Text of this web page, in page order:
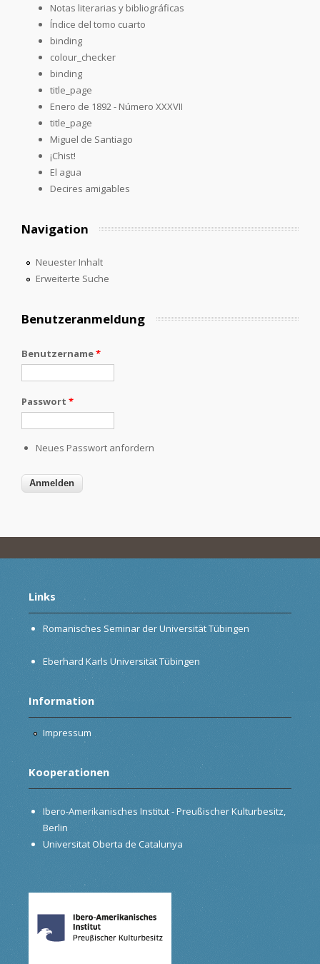
Notas literarias y bibliográficas
Índice del tomo cuarto
binding
colour_checker
binding
title_page
Enero de 1892 - Número XXXVII
title_page
Miguel de Santiago
¡Chist!
El agua
Decires amigables
Navigation
Neuester Inhalt
Erweiterte Suche
Benutzeranmeldung
Benutzername*
Passwort *
Neues Passwort anfordern
Links
Romanisches Seminar der Universität Tübingen
Eberhard Karls Universität Tübingen
Information
Impressum
Kooperationen
Ibero-Amerikanisches Institut - Preußischer Kulturbesitz,
Berlin
Universitat Oberta de Catalunya